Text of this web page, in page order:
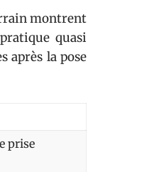
montrent
quasi
après la pose
prise